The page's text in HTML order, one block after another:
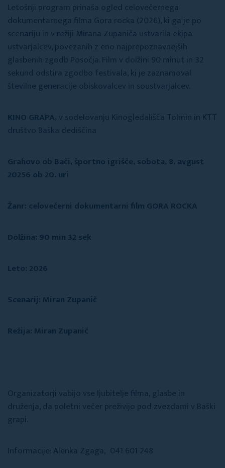
Letošnji program prinaša ogled celovečernega
dokumentarnega filma Gora rocka (2026), ki ga je po
scenariju in v režiji Mirana Zupaniča ustvarila ekipa
ustvarjalcev, povezanih z eno najprepoznavnejših
glasbenih zgodb Posočja. Film v dolžini 90 minut in 32
sekund odstira zgodbo festivala, ki je zaznamoval
številne generacije obiskovalcev in soustvarjalcev.
KINO GRAPA, v sodelovanju Kinogledališča Tolmin in KTT
društvo Baška dediščina
Grahovo ob Bači, športno igrišče, sobota, 8. avgust
20256 ob 20. uri
Žanr: celovečerni dokumentarni film GORA ROCKA
Dolžina: 90 min 32 sek
Leto: 2026
Scenarij: Miran Zupanič
Režija: Miran Zupanič
Organizatorji vabijo vse ljubitelje filma, glasbe in
druženja, da poletni večer preživijo pod zvezdami v Baški
grapi.
Informacije: Alenka Zgaga, 041 601 248